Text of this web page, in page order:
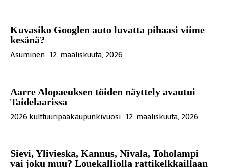
Kuvasiko Googlen auto luvatta pihaasi viime
kesänä?
Asuminen 12. maaliskuuta, 2026
Aarre Alopaeuksen töiden näyttely avautui
Taidelaarissa
2026 kulttuuripääkaupunkivuosi 12. maaliskuuta, 2026
Sievi, Ylivieska, Kannus, Nivala, Toholampi
vai joku muu? Louekalliolla rattikelkkaillaan